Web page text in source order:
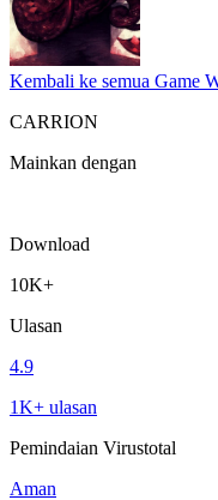
Kembali ke semua Game
CARRION
Mainkan dengan
Download
10K+
Ulasan
4.9
1K+ ulasan
Pemindaian Virustotal
Aman